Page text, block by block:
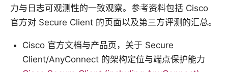
力与日志可观测性的一致观察。参考资料包括 Cisco
官方对 Secure Client 的页面以及第三方评测的汇总。
Cisco 官方文档与产品页，关于 Secure
Client/AnyConnect 的架构定位与端点保护能力